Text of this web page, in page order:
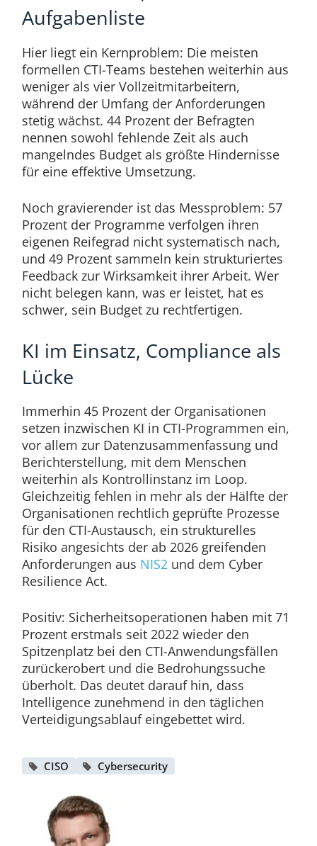
Aufgabenliste
Hier liegt ein Kernproblem: Die meisten
formellen CTI-Teams bestehen weiterhin aus
weniger als vier Vollzeitmitarbeitern,
während der Umfang der Anforderungen
stetig wächst. 44 Prozent der Befragten
nennen sowohl fehlende Zeit als auch
mangelndes Budget als größte Hindernisse
für eine effektive Umsetzung.
Noch gravierender ist das Messproblem: 57
Prozent der Programme verfolgen ihren
eigenen Reifegrad nicht systematisch nach,
und 49 Prozent sammeln kein strukturiertes
Feedback zur Wirksamkeit ihrer Arbeit. Wer
nicht belegen kann, was er leistet, hat es
schwer, sein Budget zu rechtfertigen.
KI im Einsatz, Compliance als
Lücke
Immerhin 45 Prozent der Organisationen
setzen inzwischen KI in CTI-Programmen ein,
vor allem zur Datenzusammenfassung und
Berichterstellung, mit dem Menschen
weiterhin als Kontrollinstanz im Loop.
Gleichzeitig fehlen in mehr als der Hälfte der
Organisationen rechtlich geprüfte Prozesse
für den CTI-Austausch, ein strukturelles
Risiko angesichts der ab 2026 greifenden
Anforderungen aus NIS2 und dem Cyber
Resilience Act.
Positiv: Sicherheitsoperationen haben mit 71
Prozent erstmals seit 2022 wieder den
Spitzenplatz bei den CTI-Anwendungsfällen
zurückerobert und die Bedrohungssuche
überholt. Das deutet darauf hin, dass
Intelligence zunehmend in den täglichen
Verteidigungsablauf eingebettet wird.
CISO Cybersecurity